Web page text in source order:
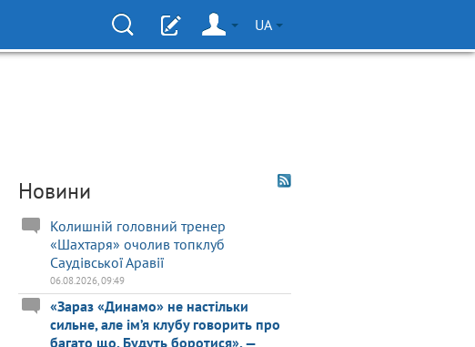
UA
Новини
Колишній головний тренер
«Шахтаря» очолив топклуб
Саудівської Аравії
06.08.2026, 09:49
«Зараз «Динамо» не настільки
сильне, але ім’я клубу говорить про
багато що. Будуть боротися», —